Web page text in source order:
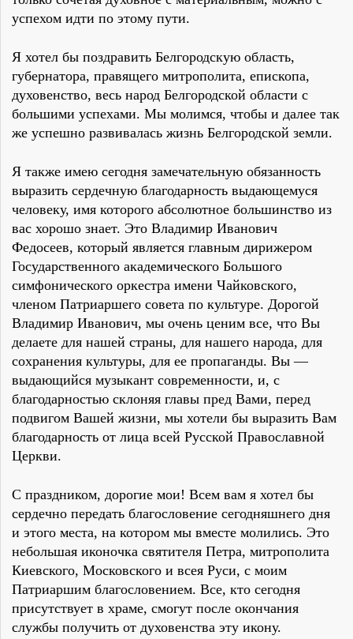
успехом идти по этому пути.
Я хотел бы поздравить Белгородскую область,
губернатора, правящего митрополита, епископа,
духовенство, весь народ Белгородской области с
большими успехами. Мы молимся, чтобы и далее так
же успешно развивалась жизнь Белгородской земли.
Я также имею сегодня замечательную обязанность
выразить сердечную благодарность выдающемуся
человеку, имя которого абсолютное большинство из
вас хорошо знает. Это Владимир Иванович
Федосеев, который является главным дирижером
Государственного академического Большого
симфонического оркестра имени Чайковского,
членом Патриаршего совета по культуре. Дорогой
Владимир Иванович, мы очень ценим все, что Вы
делаете для нашей страны, для нашего народа, для
сохранения культуры, для ее пропаганды. Вы —
выдающийся музыкант современности, и, с
благодарностью склоняя главы пред Вами, перед
подвигом Вашей жизни, мы хотели бы выразить Вам
благодарность от лица всей Русской Православной
Церкви.
С праздником, дорогие мои! Всем вам я хотел бы
сердечно передать благословение сегодняшнего дня
и этого места, на котором мы вместе молились. Это
небольшая иконочка святителя Петра, митрополита
Киевского, Московского и всея Руси, с моим
Патриаршим благословением. Все, кто сегодня
присутствует в храме, смогут после окончания
службы получить от духовенства эту икону.